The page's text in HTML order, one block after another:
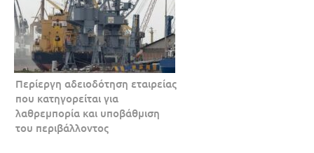
Περίεργη αδειοδότηση εταιρείας
που κατηγορείται για
λαθρεμπορία και υποβάθμιση
του περιβάλλοντος